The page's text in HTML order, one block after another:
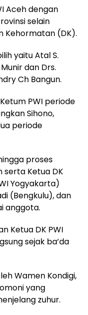
Aceh dengan
selain
Kehormatan (DK).
yaitu Atal S.
dan Drs.
Ch Bangun.
PWI periode
Sihono,
periode
proses
Ketua DK
Yogyakarta)
(Bengkulu), dan
anggota.
Ketua DK PWI
sejak ba’da
Wamen Kondigi,
yang
zuhur.